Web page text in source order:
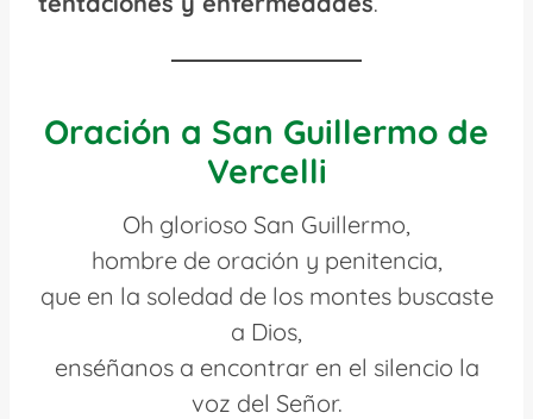
Oración a San Guillermo de
Vercelli
Oh glorioso San Guillermo,
hombre de oración y penitencia,
que en la soledad de los montes buscaste
a Dios,
enséñanos a encontrar en el silencio la
voz del Señor.